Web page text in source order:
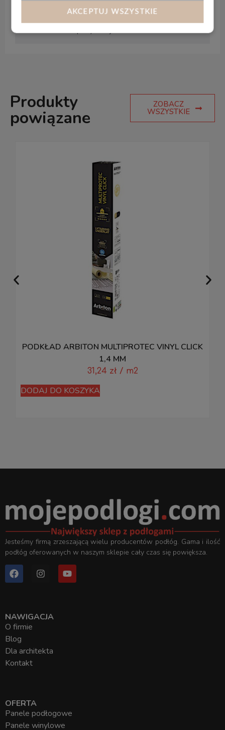
Specyfikacja techniczna
Produkty
powiązane
ZOBACZ
WSZYSTKIE
PODKŁAD ARBITON MULTIPROTEC VINYL CLICK
1,4 MM
31,24 zł / m2
DODAJ DO KOSZYKA
Jesteśmy firmą zrzeszającą wielu producentów podłóg. Gama i ilość
podłóg oferowanych w naszym sklepie cały czas się powiększa.
NAWIGACJA
O firmie
Blog
Dla architekta
Kontakt
OFERTA
Panele podłogowe
Panele winylowe
AKCEPTUJ WSZYSTKIE